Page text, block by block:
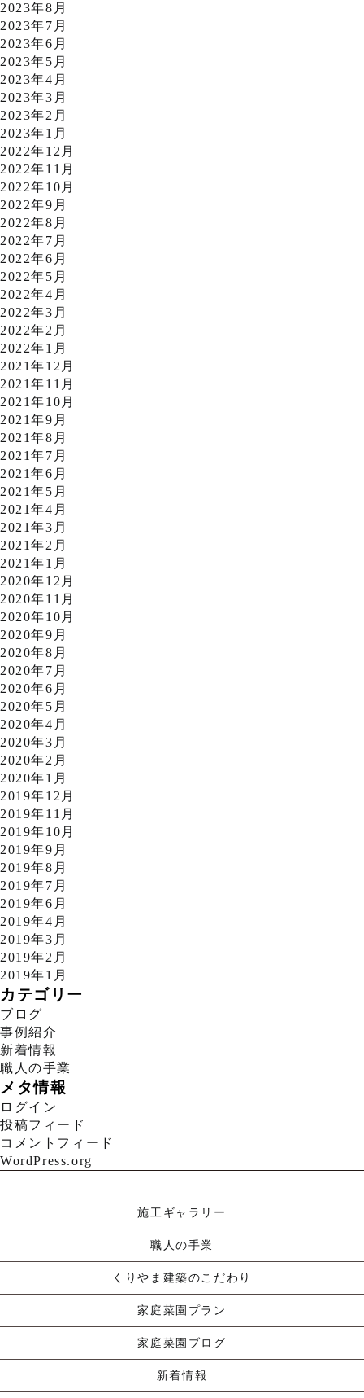
2023年8月
2023年7月
2023年6月
2023年5月
2023年4月
2023年3月
2023年2月
2023年1月
2022年12月
2022年11月
2022年10月
2022年9月
2022年8月
2022年7月
2022年6月
2022年5月
2022年4月
2022年3月
2022年2月
2022年1月
2021年12月
2021年11月
2021年10月
2021年9月
2021年8月
2021年7月
2021年6月
2021年5月
2021年4月
2021年3月
2021年2月
2021年1月
2020年12月
2020年11月
2020年10月
2020年9月
2020年8月
2020年7月
2020年6月
2020年5月
2020年4月
2020年3月
2020年2月
2020年1月
2019年12月
2019年11月
2019年10月
2019年9月
2019年8月
2019年7月
2019年6月
2019年4月
2019年3月
2019年2月
2019年1月
カテゴリー
ブログ
事例紹介
新着情報
職人の手業
メタ情報
ログイン
投稿フィード
コメントフィード
WordPress.org
施工ギャラリー
職人の手業
くりやま建築のこだわり
家庭菜園プラン
家庭菜園ブログ
新着情報